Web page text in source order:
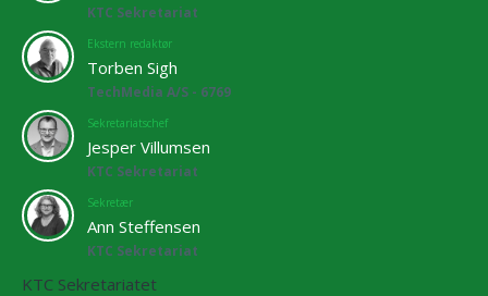
KTC Sekretariat
Ekstern redaktør
Torben Sigh
TechMedia A/S - 6769
Sekretariatschef
Jesper Villumsen
KTC Sekretariat
Sekretær
Ann Steffensen
KTC Sekretariat
KTC Sekretariatet